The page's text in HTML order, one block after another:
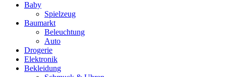
Baby
Spielzeug
Baumarkt
Beleuchtung
Auto
Drogerie
Elektronik
Bekleidung